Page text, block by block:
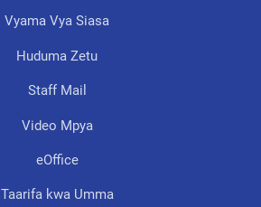
Vyama Vya Siasa
Huduma Zetu
Staff Mail
Video Mpya
eOffice
Taarifa kwa Umma